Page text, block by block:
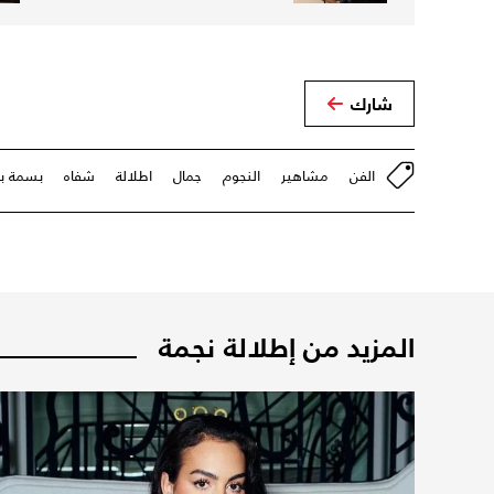
شارك
الفن مشاهير النجوم جمال اطلالة شفاه بسمة
المزيد من إطلالة نجمة